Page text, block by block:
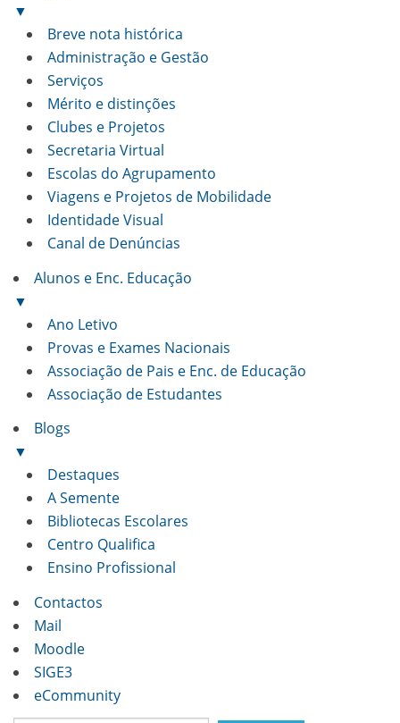
▼
Breve nota histórica
Administração e Gestão
Serviços
Mérito e distinções
Clubes e Projetos
Secretaria Virtual
Escolas do Agrupamento
Viagens e Projetos de Mobilidade
Identidade Visual
Canal de Denúncias
Alunos e Enc. Educação
▼
Ano Letivo
Provas e Exames Nacionais
Associação de Pais e Enc. de Educação
Associação de Estudantes
Blogs
▼
Destaques
A Semente
Bibliotecas Escolares
Centro Qualifica
Ensino Profissional
Contactos
Mail
Moodle
SIGE3
eCommunity